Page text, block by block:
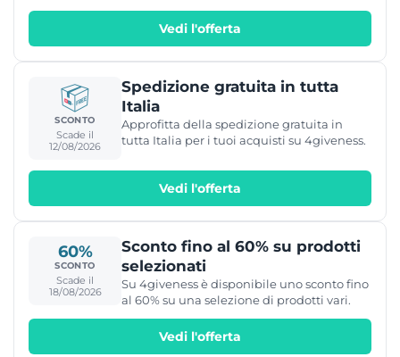
Vedi l'offerta
SCONTO
Scade il
12/08/2026
Spedizione gratuita in tutta
Italia
Approfitta della spedizione gratuita in
tutta Italia per i tuoi acquisti su 4giveness.
Vedi l'offerta
60%
SCONTO
Scade il
18/08/2026
Sconto fino al 60% su prodotti
selezionati
Su 4giveness è disponibile uno sconto fino
al 60% su una selezione di prodotti vari.
Vedi l'offerta